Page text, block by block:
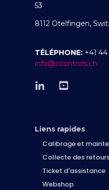
53
8112 Otelfingen,
TÉLÉPHONE: +41
info@ccontrols.ch
Liens rapides
Calibrage et
Collecte des
Ticket d'assistance
Webshop